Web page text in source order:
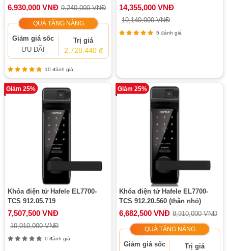
6,930,000 VNĐ 9,240,000 VNĐ
QUÀ TẶNG NÀNG
Giảm giá sốc
ƯU ĐÃI
Trị giá
2.728.440 đ
10 đánh giá
14,355,000 VNĐ
19,140,000 VNĐ
5 đánh giá
Giảm 25%
Khóa điện tử Hafele EL7700-
TCS 912.05.719
7,507,500 VNĐ
10,010,000 VNĐ
0 đánh giá
Giảm 25%
Khóa điện tử Hafele EL7700-
TCS 912.20.560 (thân nhỏ)
6,682,500 VNĐ 8,910,000 VNĐ
QUÀ TẶNG NÀNG
Giảm giá sốc
Trị giá